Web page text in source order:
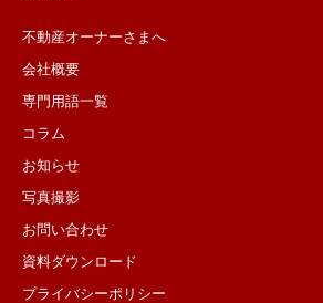
不動産オーナーさまへ
会社概要
専門用語一覧
コラム
お知らせ
写真撮影
お問い合わせ
資料ダウンロード
プライバシーポリシー